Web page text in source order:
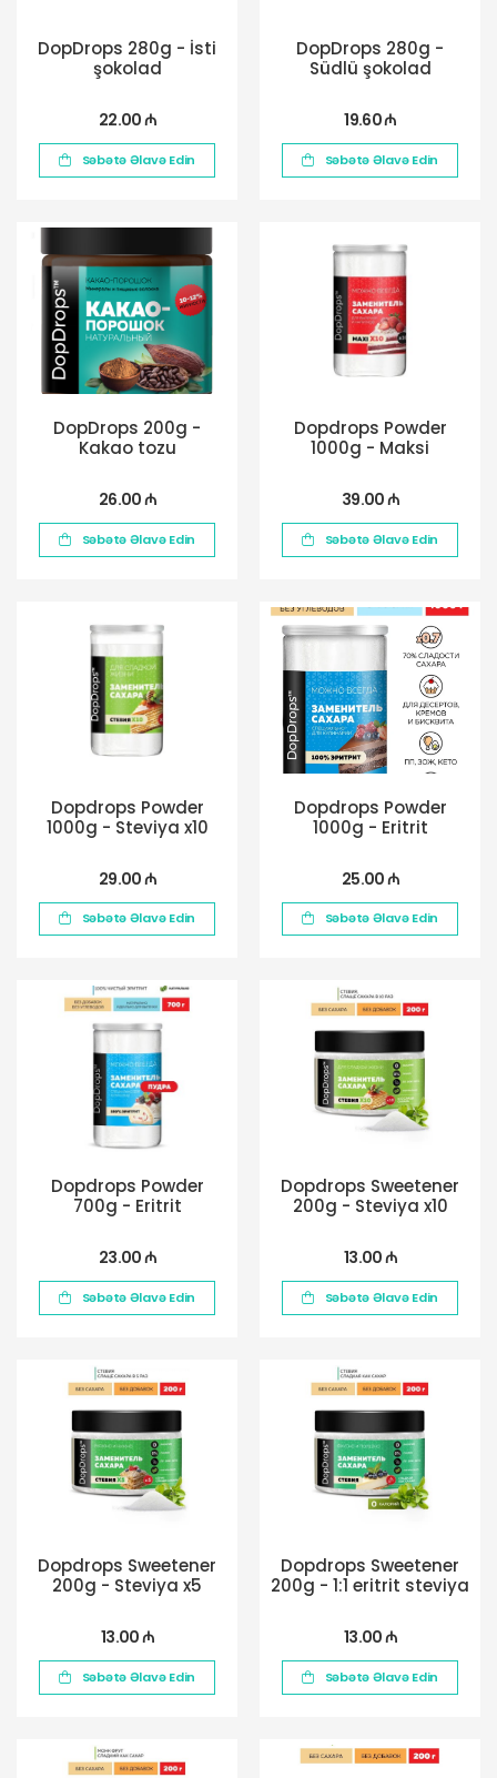
DopDrops 280g - İsti
şokolad
22.00 ₼
Səbətə Əlavə Edin
DopDrops 280g -
Südlü şokolad
19.60 ₼
Səbətə Əlavə Edin
DopDrops 200g -
Kakao tozu
26.00 ₼
Səbətə Əlavə Edin
Dopdrops Powder
1000g - Maksi
39.00 ₼
Səbətə Əlavə Edin
Dopdrops Powder
1000g - Steviya x10
29.00 ₼
Səbətə Əlavə Edin
Dopdrops Powder
1000g - Eritrit
25.00 ₼
Səbətə Əlavə Edin
Dopdrops Powder
700g - Eritrit
23.00 ₼
Səbətə Əlavə Edin
Dopdrops Sweetener
200g - Steviya x10
13.00 ₼
Səbətə Əlavə Edin
Dopdrops Sweetener
200g - Steviya x5
13.00 ₼
Səbətə Əlavə Edin
Dopdrops Sweetener
200g - 1:1 eritrit steviya
13.00 ₼
Səbətə Əlavə Edin